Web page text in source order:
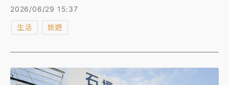
動大調查》，85%台灣旅客曾因油價或成本波動調整旅
遊安排，僅15％不為所動造原計畫走，另外，亞太旅客
中，高達91%曾使用AI做行程規劃，更有36%因AI推薦
41%、比較價格與旅遊方案39%和發現新的目的地或體
驗38%。
2026/06/29 15:37
生活 旅遊